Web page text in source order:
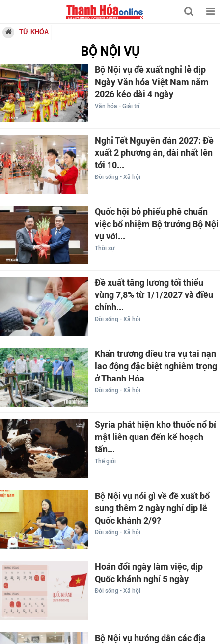
TỪ KHÓA
BỘ NỘI VỤ
Bộ Nội vụ đề xuất nghỉ lễ dịp
Ngày Văn hóa Việt Nam năm
2026 kéo dài 4 ngày
Văn hóa - Giải trí
Nghỉ Tết Nguyên đán 2027: Đề
xuất 2 phương án, dài nhất lên
tới 10...
Đời sống - Xã hội
Quốc hội bỏ phiếu phê chuẩn
việc bổ nhiệm Bộ trưởng Bộ Nội
vụ với...
Thời sự
Đề xuất tăng lương tối thiểu
vùng 7,8% từ 1/1/2027 và điều
chỉnh...
Đời sống - Xã hội
Khẩn trương điều tra vụ tai nạn
lao động đặc biệt nghiêm trọng
ở Thanh Hóa
Đời sống - Xã hội
Syria phát hiện kho thuốc nổ bí
mật liên quan đến kế hoạch
tấn...
Thế giới
Bộ Nội vụ nói gì về đề xuất bổ
sung thêm 2 ngày nghỉ dịp lễ
Quốc khánh 2/9?
Đời sống - Xã hội
Hoán đổi ngày làm việc, dịp
Quốc khánh nghỉ 5 ngày
Đời sống - Xã hội
Bộ Nội vụ hướng dẫn các địa